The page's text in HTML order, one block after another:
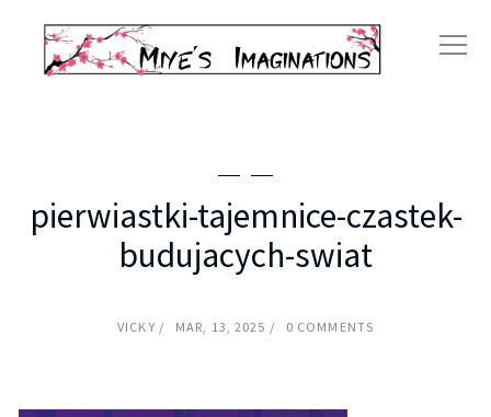
pierwiastki-tajemnice-czastek-
budujacych-swiat
VICKY MAR, 13, 2025 0 COMMENTS